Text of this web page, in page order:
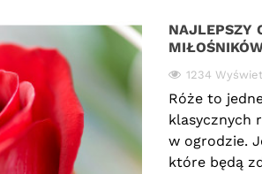
NAJLEPSZY
1234
Róże to
klasycznych
w ogrodzie.
które będą